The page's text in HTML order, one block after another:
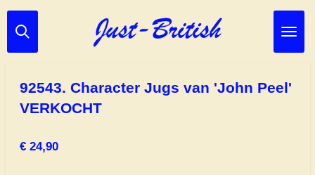
Ga
direct
92543. Character Jugs van 'John Peel'
VERKOCHT
€ 24,90